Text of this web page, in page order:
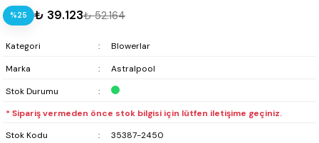
%25 ₺ 39.123₺ 52.164
Kategori
Blowerlar
Marka
Astralpool
Stok Durumu
* Sipariş vermeden önce stok bilgisi için lütfen iletişime geçiniz.
Stok Kodu
35387-2450